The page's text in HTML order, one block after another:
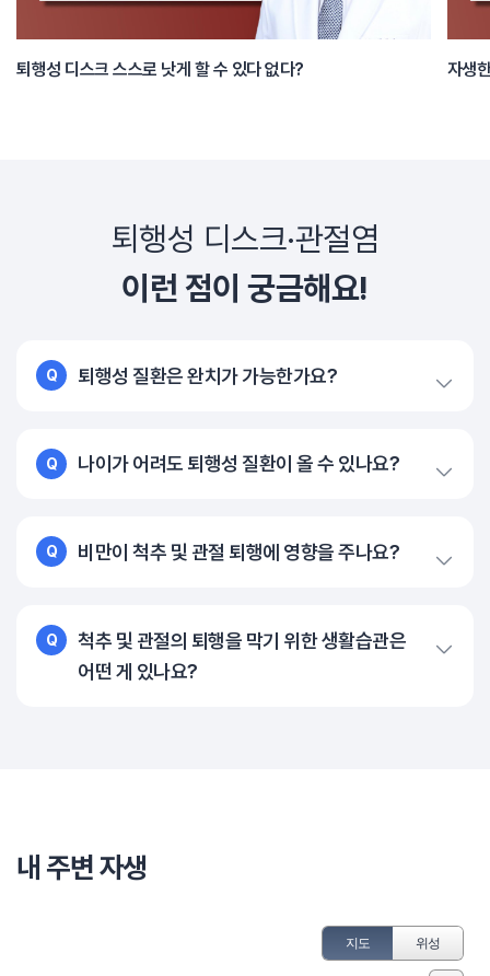
퇴행성 디스크 스스로 낫게 할 수 있다 없다? 자생
퇴행성 디스크·관절염
이런 점이 궁금해요!
Q 퇴행성 질환은 완치가 가능한가요?
Q 나이가 어려도 퇴행성 질환이 올 수 있나요?
Q 비만이 척추 및 관절 퇴행에 영향을 주나요?
Q
척추 및 관절의 퇴행을 막기 위한 생활습관은
어떤 게 있나요?
내 주변 자생
지도 위성